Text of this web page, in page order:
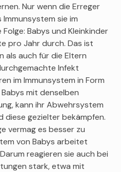
Nur wenn die Erreger
sie im
Babys und Kleinkinder
pro Jahr durch. Das ist
als auch für die Eltern
Infekt
im Immunsystem in Form
mit denselben
kann ihr Abwehrsystem
diese gezielter bekämpfen.
vermag es besser zu
von Babys arbeitet
reagieren sie auch bei
stark, etwa mit